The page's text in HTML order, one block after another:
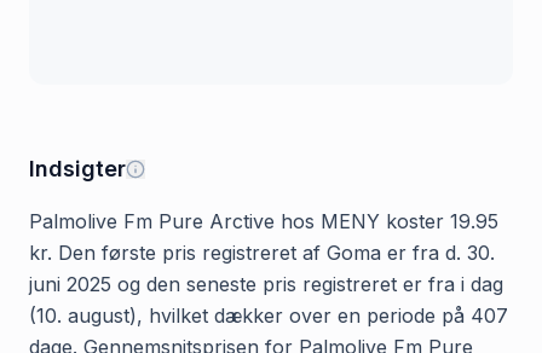
Indsigter
Palmolive Fm Pure Arctive hos MENY koster 19.95
kr. Den første pris registreret af Goma er fra d. 30.
juni 2025 og den seneste pris registreret er fra i dag
(10. august), hvilket dækker over en periode på 407
dage. Gennemsnitsprisen for Palmolive Fm Pure